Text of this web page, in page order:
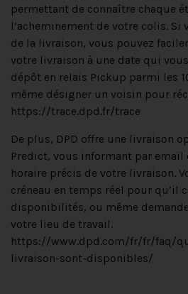
permettant de connaître chaque
l’acheminement de votre colis. Si
de la livraison, vous pouvez
votre livraison à une date qui
dépôt en relais Pickup parmi les
même désigner un voisin pour
https://trace.dpd.fr/trace
De plus, DPD offre une livraison
Predict, vous informant par email
horaire précis de votre livraison.
créneau en temps réel pour qu’il
disponibilités, ou même
votre lieu de travail.
https://www.dpd.com/fr/fr/faq/
livraison-sont-disponibles/